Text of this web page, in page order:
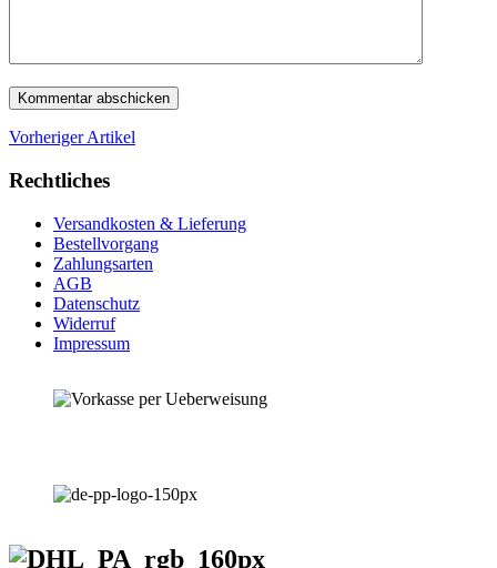
Vorheriger Artikel
Rechtliches
Versandkosten & Lieferung
Bestellvorgang
Zahlungsarten
AGB
Datenschutz
Widerruf
Impressum